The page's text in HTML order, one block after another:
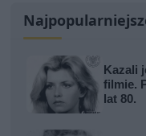
Kazali
filmie.
lat 80.